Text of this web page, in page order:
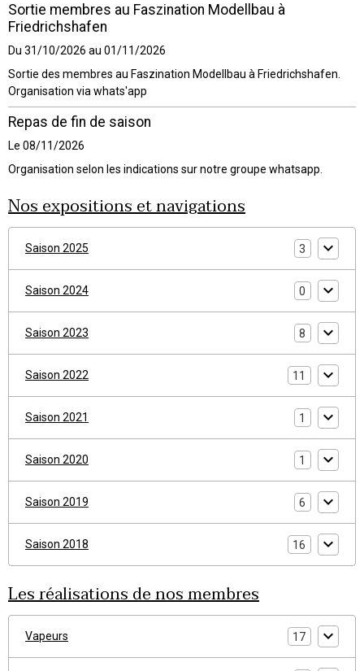
Sortie membres au Faszination Modellbau à
Friedrichshafen
Du 31/10/2026 au 01/11/2026
Sortie des membres au Faszination Modellbau à Friedrichshafen.
Organisation via whats'app
Repas de fin de saison
Le 08/11/2026
Organisation selon les indications sur notre groupe whatsapp.
Nos expositions et navigations
Saison 2025 3
Saison 2024 0
Saison 2023 8
Saison 2022 11
Saison 2021 1
Saison 2020 1
Saison 2019 6
Saison 2018 16
Les réalisations de nos membres
Vapeurs 17